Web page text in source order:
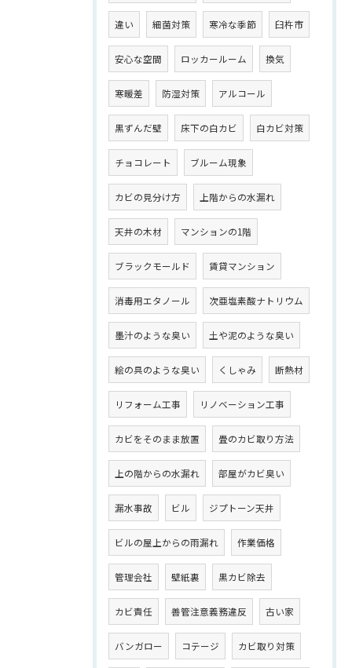
違い 細菌対策 寒冷な季節 臼杵市
安心な空間 ロッカールーム 換気
寒暖差 防湿対策 アルコール
黒ずんだ壁 床下の白カビ 白カビ対策
チョコレート ブルーム現象
カビの見分け方 上階からの水漏れ
天井の木材 マンションの1階
ブラックモールド 賃貸マンション
消毒用エタノール 次亜塩素酸ナトリウム
墨汁のような臭い 土や泥のような臭い
絵の具のような臭い くしゃみ 断熱材
リフォーム工事 リノベーション工事
カビをそのまま放置 畳のカビ取り方法
上の階からの水漏れ 部屋がカビ臭い
漏水事故 ビル ジプトーン天井
ビルの屋上からの雨漏れ 作業価格
管理会社 壁紙裏 黒カビ除去
カビ責任 善管注意義務違反 古い家
バンガロー コテージ カビ取り対策